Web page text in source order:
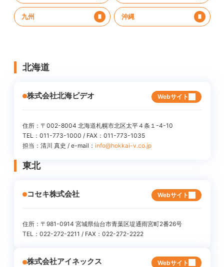
九州 沖縄
北海道
株式会社北海ビデオ Webサイト
住所：〒002-8004 北海道札幌市北区太平４条１-4-10
TEL：011-773-1000 / FAX：011-773-1035
担当：清川 真史 / e-mail： info@hokkai-v.co.jp
東北
コセキ株式会社 Webサイト
住所：〒981-0914 宮城県仙台市青葉区堤通雨宮町2番26号
TEL：022-272-2211 / FAX：022-272-2222
株式会社アイネックス Webサイト